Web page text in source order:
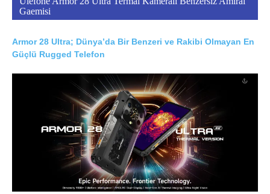
Gaemisi
Armor 28 Ultra; Dünya’da Bir Benzeri ve Rakibi Olmayan En
Güçlü Rugged Telefon